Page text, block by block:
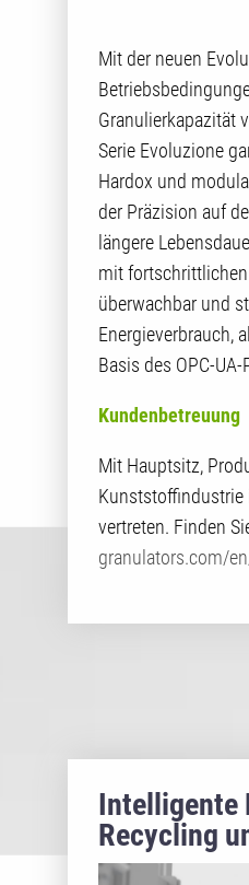
Mit der neuen
Granulierkapazität
Serie Evoluzione
Hardox und
der Präzision auf
längere
mit
überwachbar und
Energieverbrauch,
Basis des OPC-
Kundenbetreuung
Mit Hauptsitz,
Kunststoffindustrie
vertreten. Finden
granulators.com/
Intelligente
Recycling
von